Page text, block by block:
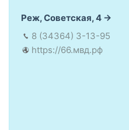
Реж, Советская, 4
8 (34364) 3-13-95
https://66.мвд.рф